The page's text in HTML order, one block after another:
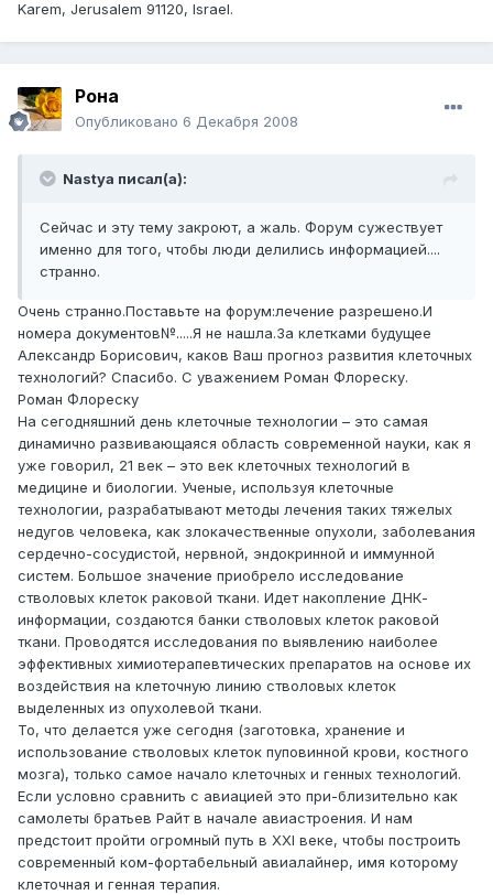
Karem, Jerusalem 91120, Israel.
Рона
Опубликовано 6 Декабря 2008
Nastya писал(а):
Сейчас и эту тему закроют, а жаль. Форум сужествует
именно для того, чтобы люди делились информацией....
странно.
Очень странно.Поставьте на форум:лечение разрешено.И
номера документов№.....Я не нашла.За клетками будущее
Александр Борисович, каков Ваш прогноз развития клеточных
технологий? Спасибо. С уважением Роман Флореску.
Роман Флореску
На сегодняшний день клеточные технологии – это самая
динамично развивающаяся область современной науки, как я
уже говорил, 21 век – это век клеточных технологий в
медицине и биологии. Ученые, используя клеточные
технологии, разрабатывают методы лечения таких тяжелых
недугов человека, как злокачественные опухоли, заболевания
сердечно-сосудистой, нервной, эндокринной и иммунной
систем. Большое значение приобрело исследование
стволовых клеток раковой ткани. Идет накопление ДНК-
информации, создаются банки стволовых клеток раковой
ткани. Проводятся исследования по выявлению наиболее
эффективных химиотерапевтических препаратов на основе их
воздействия на клеточную линию стволовых клеток
выделенных из опухолевой ткани.
То, что делается уже сегодня (заготовка, хранение и
использование стволовых клеток пуповинной крови, костного
мозга), только самое начало клеточных и генных технологий.
Если условно сравнить с авиацией это при-близительно как
самолеты братьев Райт в начале авиастроения. И нам
предстоит пройти огромный путь в XXI веке, чтобы построить
современный ком-фортабельный авиалайнер, имя которому
клеточная и генная терапия.